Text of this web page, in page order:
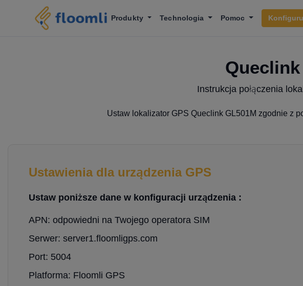
Produkty Technologia Pomoc
Instrukcja połączenia
Ustaw lokalizator GPS Queclink GL501M zgodnie z
Ustawienia dla urządzenia GPS
Ustaw poniższe dane w konfiguracji urządzenia :
APN: odpowiedni na Twojego operatora SIM
Serwer: server1.floomligps.com
Port: 5004
Platforma: Floomli GPS